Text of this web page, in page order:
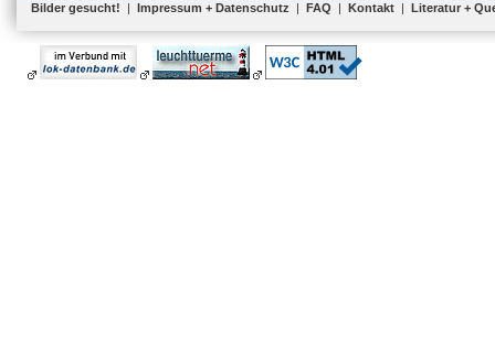
Bilder gesucht! | Impressum + Datenschutz | FAQ | Kontakt | Literatur +